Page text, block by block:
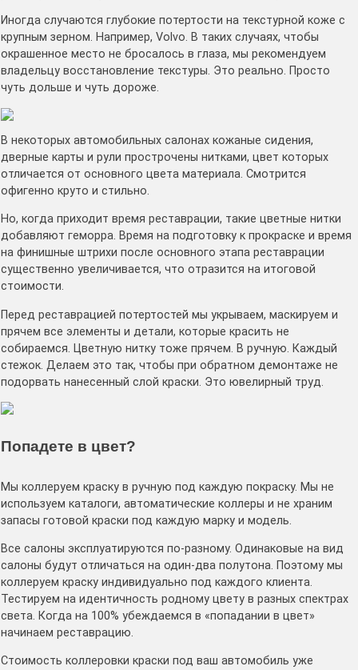
Иногда случаются глубокие потертости на текстурной коже с
крупным зерном. Например, Volvo. В таких случаях, чтобы
окрашенное место не бросалось в глаза, мы рекомендуем
владельцу восстановление текстуры. Это реально. Просто
чуть дольше и чуть дороже.
В некоторых автомобильных салонах кожаные сидения,
дверные карты и рули прострочены нитками, цвет которых
отличается от основного цвета материала. Смотрится
офигенно круто и стильно.
Но, когда приходит время реставрации, такие цветные нитки
добавляют геморра. Время на подготовку к прокраске и время
на финишные штрихи после основного этапа реставрации
существенно увеличивается, что отразится на итоговой
стоимости.
Перед реставрацией потертостей мы укрываем, маскируем и
прячем все элементы и детали, которые красить не
собираемся. Цветную нитку тоже прячем. В ручную. Каждый
стежок. Делаем это так, чтобы при обратном демонтаже не
подорвать нанесенный слой краски. Это ювелирный труд.
Попадете в цвет?
Мы коллеруем краску в ручную под каждую покраску. Мы не
используем каталоги, автоматические коллеры и не храним
запасы готовой краски под каждую марку и модель.
Все салоны эксплуатируются по-разному. Одинаковые на вид
салоны будут отличаться на один-два полутона. Поэтому мы
коллеруем краску индивидуально под каждого клиента.
Тестируем на идентичность родному цвету в разных спектрах
света. Когда на 100% убеждаемся в «попадании в цвет»
начинаем реставрацию.
Стоимость коллеровки краски под ваш автомобиль уже